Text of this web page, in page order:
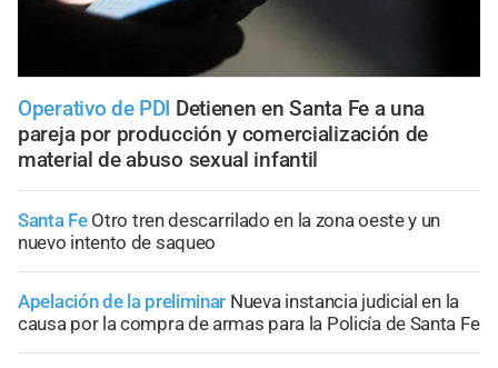
Operativo de PDI Detienen en Santa Fe a una
pareja por producción y comercialización de
material de abuso sexual infantil
Santa Fe Otro tren descarrilado en la zona oeste y un
nuevo intento de saqueo
Apelación de la preliminar Nueva instancia judicial en la
causa por la compra de armas para la Policía de Santa Fe